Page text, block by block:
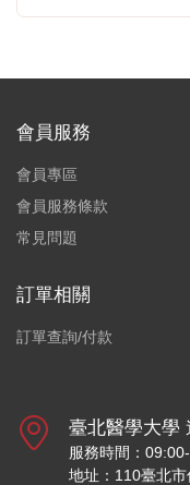
會員服務
會員專區
會員服務條款
常見問題
訂單相關
訂單查詢/付款
臺北醫學大學
服務時間：
地址：110臺北